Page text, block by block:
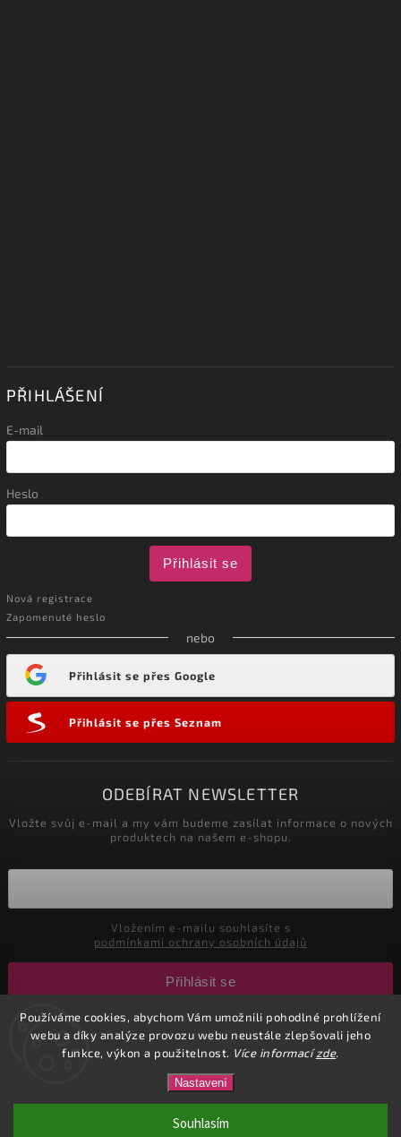
Používáme cookies, abychom Vám umožnili pohodlné prohlížení
webu a díky analýze provozu webu neustále zlepšovali jeho
funkce, výkon a použitelnost. Více informací zde.
Nastavení
Souhlasím
PŘIHLÁŠENÍ
E-mail
Heslo
Přihlásit se
Nová registrace
Zapomenuté heslo
nebo
Přihlásit se přes Google
Přihlásit se přes Seznam
ODEBÍRAT NEWSLETTER
Vložte svůj e-mail a my vám budeme zasílat informace o nových
produktech na našem e-shopu.
podmínkami ochrany osobních údajů
Přihlásit se
Copyright 2026CuteNails.cz. Všechna práva vyhrazena.
Upravit nastavení cookies
Shoptet| DesignShoptak.cz.